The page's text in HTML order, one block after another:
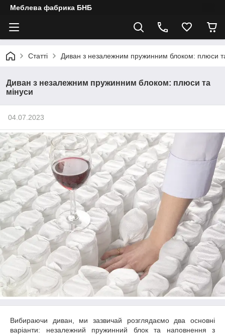
Меблева фабрика БНБ
Статті Диван з незалежним пружинним блоком: плюси
Диван з незалежним пружинним блоком: плюси та
мінуси
04.07.2023
Вибираючи диван, ми зазвичай розглядаємо два основні
варіанти: незалежний пружинний блок та наповнення з